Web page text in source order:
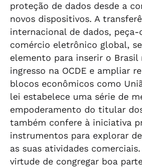
proteção de dados desde a
novos dispositivos. A
internacional de dados, peça-
comércio eletrônico global,
elemento para inserir o Brasil
ingresso na OCDE e ampliar
blocos econômicos como
lei estabelece uma série de
empoderamento do titular
também confere à iniciativa
instrumentos para explorar
as suas atividades
virtude de congregar boa